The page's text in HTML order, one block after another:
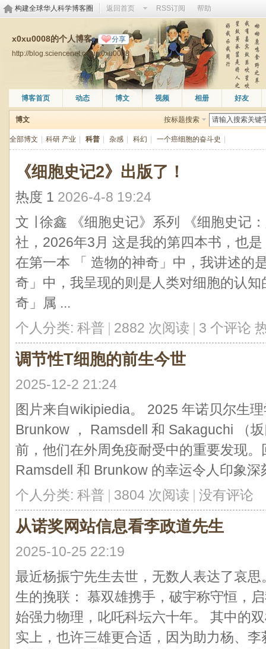
构建全球华人科学博客圈 返回首页 RSS订阅 帮助
x0xu0008的个人博客 分享
http://blog.sciencenet.cn/u/x0xu0008
博客首页 动态 博文 视频 相册 好友
博文 按标题搜索
全部博文 科研 产业 科普 杂感 科幻 一个癌细胞的奋斗史
《细胞史记2》出版了！
热度 1 2026-4-8 19:24
文 ∣ 徐鑫 《细胞史记》系列 《细胞史记
社，2026年3月 这是我的第四本书，也
在第一本 「 造物的神奇」中，我讲述的
奇」中，我呈现的则是人类对细胞的认
奇」属 ...
个人分类: 科普 | 2882 次阅读 | 3 个评论
调节性T细胞的前生今世
2025-12-2 21:24
图片来自wikipiedia。 2025 年诺贝尔生
Brunkow ， Ramsdell 和 Sakaguchi （
前，他们在外周免疫耐受中的重要发现
Ramsdell 和 Brunkow 的幸运令人印象深
个人分类: 科普 | 3804 次阅读 | 没有评论
从诺奖网站信息看李政道先生
2025-10-25 22:19
最近杨振宁先生去世，无数人表达了哀
生的挽联： 慕双雄携手，破宇称守恒，
始强力物理，叱吒科坛六十年。 其中的
实上，也许三雄更合适，因为助力杨、